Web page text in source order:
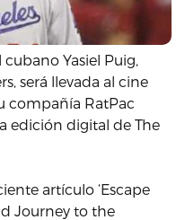
Yasiel Puig,
será llevada al cine
compañía RatPac
edición digital de The
artículo ‘Escape
Journey to the